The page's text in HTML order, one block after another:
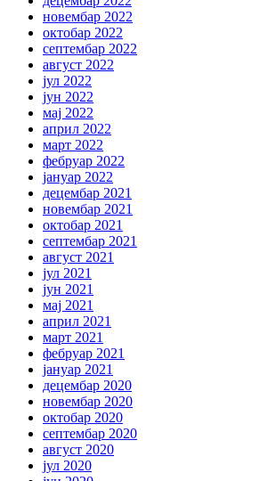
новембар 2022
октобар 2022
септембар 2022
август 2022
јул 2022
јун 2022
мај 2022
април 2022
март 2022
фебруар 2022
јануар 2022
децембар 2021
новембар 2021
октобар 2021
септембар 2021
август 2021
јул 2021
јун 2021
мај 2021
април 2021
март 2021
фебруар 2021
јануар 2021
децембар 2020
новембар 2020
октобар 2020
септембар 2020
август 2020
јул 2020